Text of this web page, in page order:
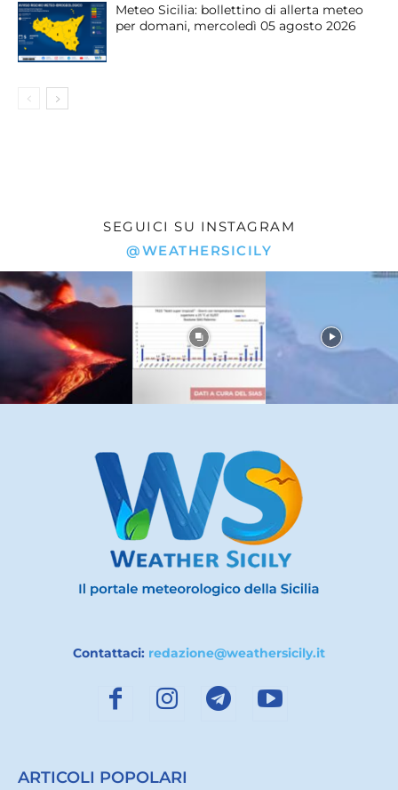
Meteo Sicilia: bollettino di allerta meteo
per domani, mercoledì 05 agosto 2026
SEGUICI SU INSTAGRAM
@WEATHERSICILY
Contattaci: redazione@weathersicily.it
ARTICOLI POPOLARI